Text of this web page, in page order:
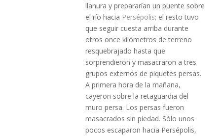
llanura y prepararían un puente sobre
el río hacia Persépolis; el resto tuvo
que seguir cuesta arriba durante
otros once kilómetros de terreno
resquebrajado hasta que
sorprendieron y masacraron a tres
grupos externos de piquetes persas.
A primera hora de la mañana,
cayeron sobre la retaguardia del
muro persa. Los persas fueron
masacrados sin piedad. Sólo unos
pocos escaparon hacia Persépolis,